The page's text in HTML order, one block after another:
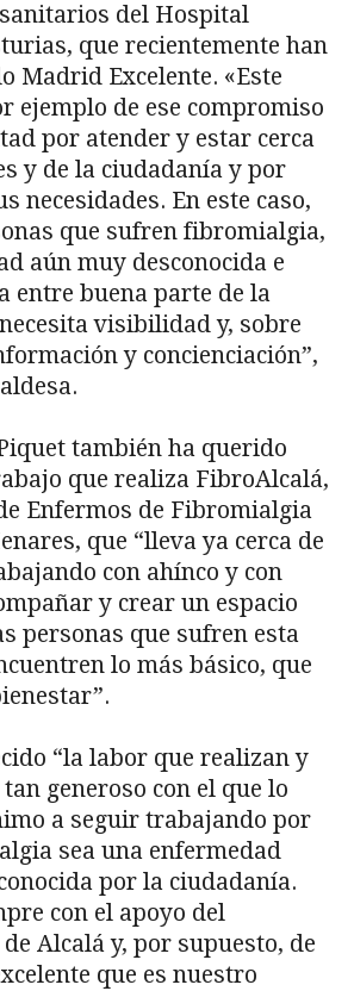
del Hospital
que recientemente han
Madrid Excelente. «Este
ejemplo de ese compromiso
por atender y estar cerca
y de la ciudadanía y por
necesidades. En este caso,
que sufren fibromialgia,
aún muy desconocida e
entre buena parte de la
visibilidad y, sobre
y concienciación”,
también ha querido
que realiza FibroAlcalá,
Enfermos de Fibromialgia
que “lleva ya cerca de
con ahínco y con
y crear un espacio
personas que sufren esta
lo más básico, que
“la labor que realizan y
generoso con el que lo
a seguir trabajando por
sea una enfermedad
por la ciudadanía.
con el apoyo del
Alcalá y, por supuesto, de
que es nuestro